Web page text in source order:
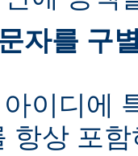
자를 구
이디에
항상 포